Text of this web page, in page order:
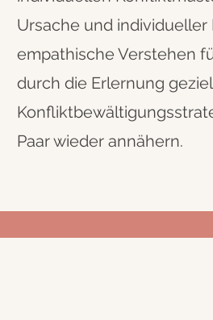
Ursache und individueller
empathische Verstehen
durch die Erlernung
Paar wieder annähern.